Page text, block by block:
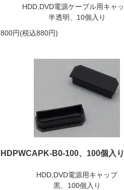
HDD,DVD電源ケーブル用キャ
半透明、10個入り
800円(税込880円)
HDPWCAPK-B0-100、100個入り
HDD,DVD電源用キャップ
黒、100個入り